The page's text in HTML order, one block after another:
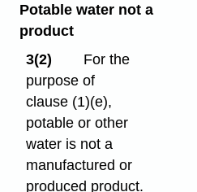
Potable water not a
product
3(2)
For the
purpose of
clause (1)⁠(e),
potable or other
water is not a
manufactured or
produced product.